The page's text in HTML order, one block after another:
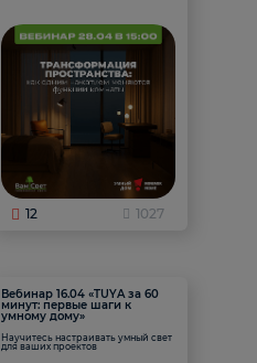
12 1027
Вебинар 16.04 «TUYA за 60
минут: первые шаги к
умному дому»
Научитесь настраивать умный свет
для ваших проектов